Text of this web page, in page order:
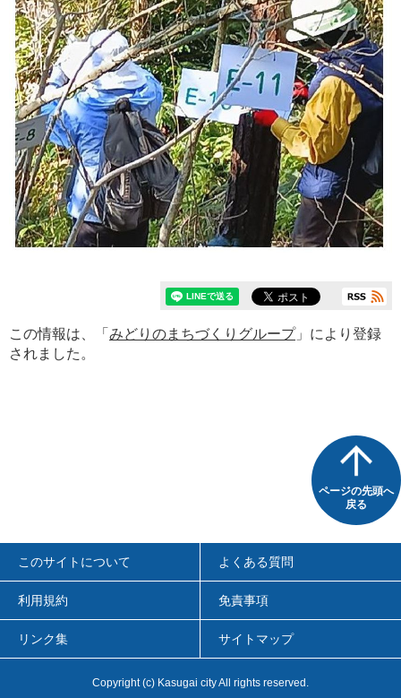
この情報は、「 みどりのまちづくりグループ」により登録
されました。
ページの先頭へ
戻る
このサイトについて よくある質問
利用規約 免責事項
リンク集 サイトマップ
Copyright(c) Kasugai city All rights reserved.